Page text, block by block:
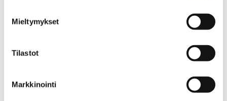
Mieltymykset
Tilastot
Markkinointi
Työkokeilun palautelomake, työnantaja